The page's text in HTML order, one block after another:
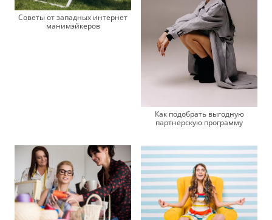
Советы от западных интернет
манимэйкеров
Как подобрать выгодную
партнерскую программу